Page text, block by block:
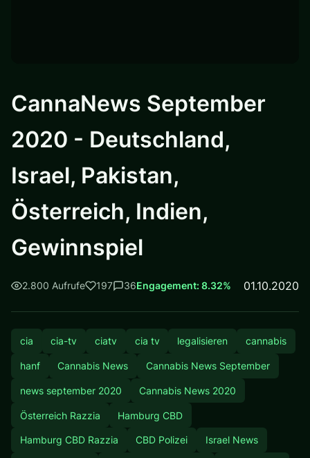
CannaNews September
2020 - Deutschland,
Israel, Pakistan,
Österreich, Indien,
Gewinnspiel
2.800 Aufrufe 197 36Engagement: 8.32% 01.10.2020
cia cia-tv ciatv cia tv legalisieren cannabis
hanf Cannabis News Cannabis News September
news september 2020 Cannabis News 2020
Österreich Razzia Hamburg CBD
Hamburg CBD Razzia CBD Polizei Israel News